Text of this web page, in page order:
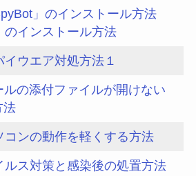
」のインストール方法
のインストール方法
イウエア対処方法１
ルの添付ファイルが開けない
法
コンの動作を軽くする方法
ルス対策と感染後の処置方法